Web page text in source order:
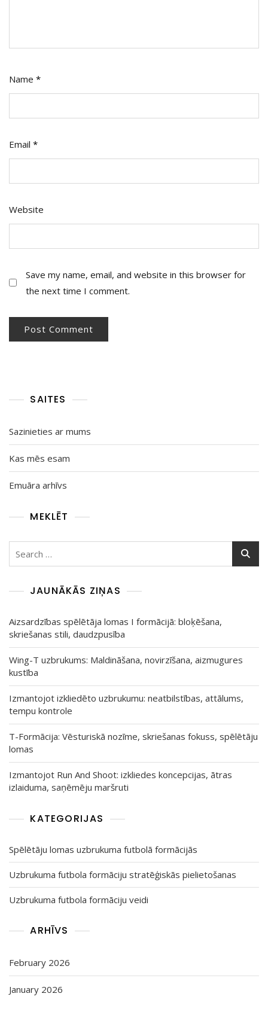
Name *
Email *
Website
Save my name, email, and website in this browser for
the next time I comment.
SAITES
Sazinieties ar mums
Kas mēs esam
Emuāra arhīvs
MEKLĒT
JAUNĀKĀS ZIŅAS
Aizsardzības spēlētāja lomas I formācijā: bloķēšana,
skriešanas stili, daudzpusība
Wing-T uzbrukums: Maldināšana, novirzīšana, aizmugures
kustība
Izmantojot izkliedēto uzbrukumu: neatbilstības, attālums,
tempu kontrole
T-Formācija: Vēsturiskā nozīme, skriešanas fokuss, spēlētāju
lomas
Izmantojot Run And Shoot: izkliedes koncepcijas, ātras
izlaiduma, saņēmēju maršruti
KATEGORIJAS
Spēlētāju lomas uzbrukuma futbolā formācijās
Uzbrukuma futbola formāciju stratēģiskās pielietošanas
Uzbrukuma futbola formāciju veidi
ARHĪVS
February 2026
January 2026